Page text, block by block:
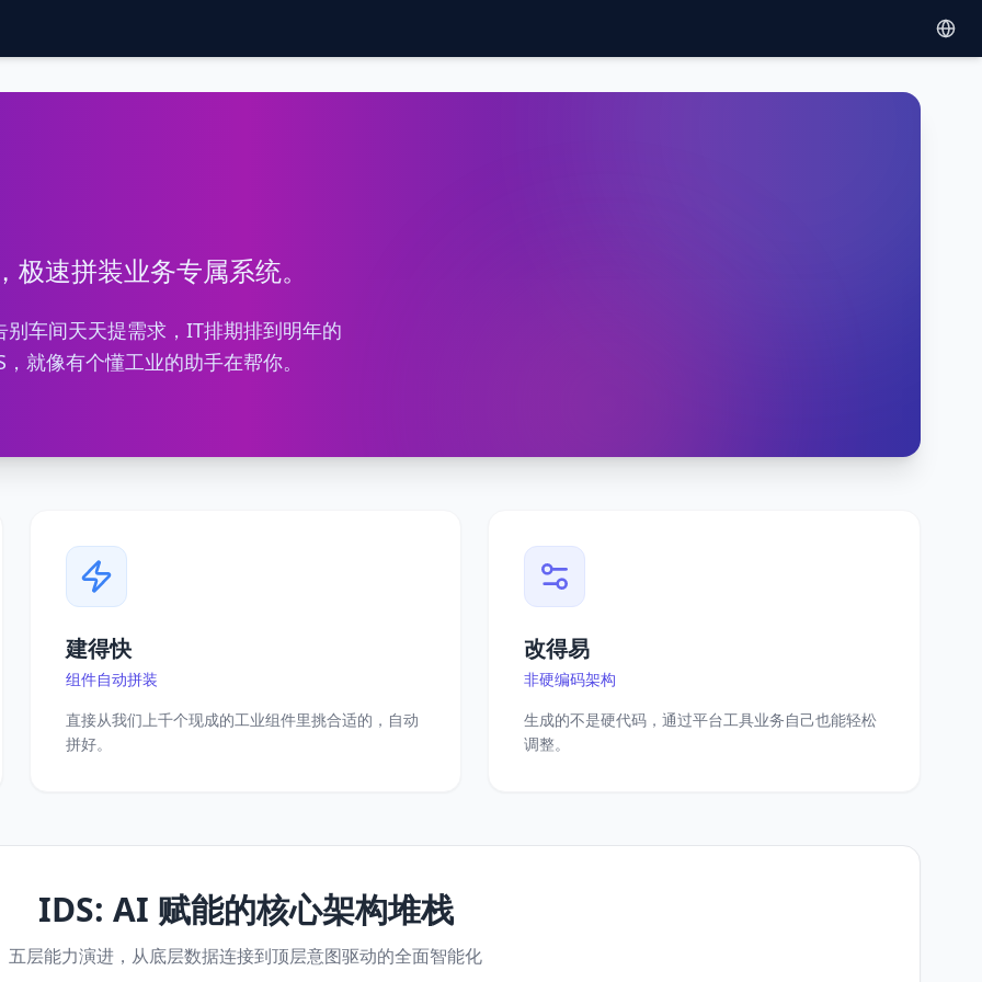
速拼装业务专属系统。
车间天天提需求，IT排期排到明年的
就像有个懂工业的助手在帮你。
建得快
组件自动拼装
直接从我们上千个现成的工业组件里挑合适的，自动
拼好。
改得易
非硬编码架构
生成的不是硬代码，通过平台工具业务自己也能轻松
调整。
IDS: AI 赋能的核心架构堆栈
五层能力演进，从底层数据连接到顶层意图驱动的全面智能化